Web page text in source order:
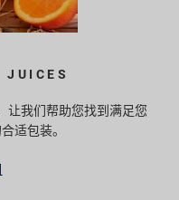
JUICES
让我们帮助您找到满足您
适包装。